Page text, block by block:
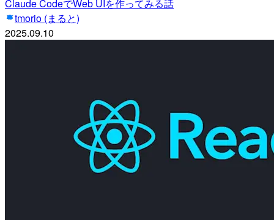
Claude CodeでWeb UIを作ってみる話
tmorio (まると)
2025.09.10